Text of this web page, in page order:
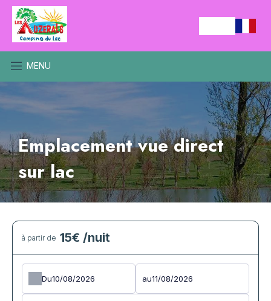
MENU
Emplacement vue direct
sur lac
à partir de 15€ /nuit
Du au